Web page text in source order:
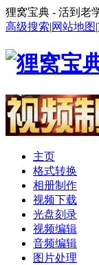
狸窝宝典 - 活到老
高级搜索|网站地图|
主页
格式转换
相册制作
视频下载
光盘刻录
视频编辑
音频编辑
图片处理